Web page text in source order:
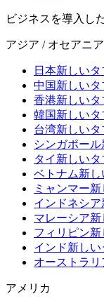
ビジネスを導入し
アジア / オセアニア
日本新しいタ
中国新しいタ
香港新しいタ
韓国新しいタ
台湾新しいタ
シンガポール
タイ 新しいタ
ベトナム新し
ミャンマー新
インドネシア
マレーシア新
フィリピン新
インド新しい
オーストラリ
アメリカ